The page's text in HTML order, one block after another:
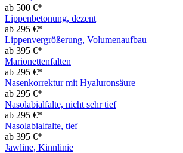
ab 500 €*
Lippenbetonung, dezent
ab 295 €*
Lippenvergrößerung, Volumenaufbau
ab 395 €*
Marionettenfalten
ab 295 €*
Nasenkorrektur mit Hyaluronsäure
ab 295 €*
Nasolabialfalte, nicht sehr tief
ab 295 €*
Nasolabialfalte, tief
ab 395 €*
Jawline, Kinnlinie